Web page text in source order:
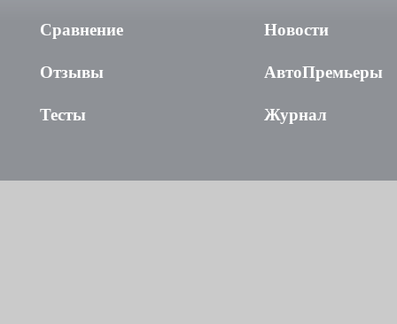
Сравнение
Отзывы
Тесты
Новости
АвтоПремьеры
Журнал